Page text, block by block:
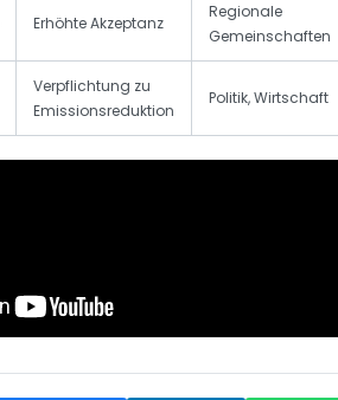
Erhöhte Akzeptanz
Regionale
Gemeinschaften
Verpflichtung zu
Emissionsreduktion
Politik, Wirtschaft